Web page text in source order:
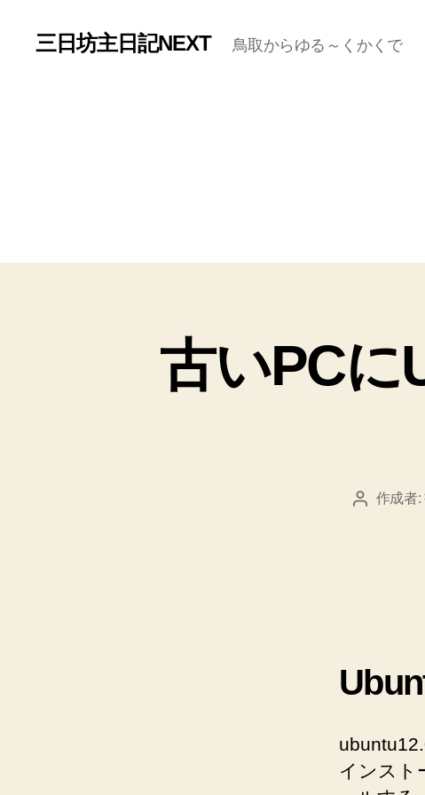
三日坊主日記NEXT 鳥取からゆる～くかくで
古いPCに
投 作成者:
インスト